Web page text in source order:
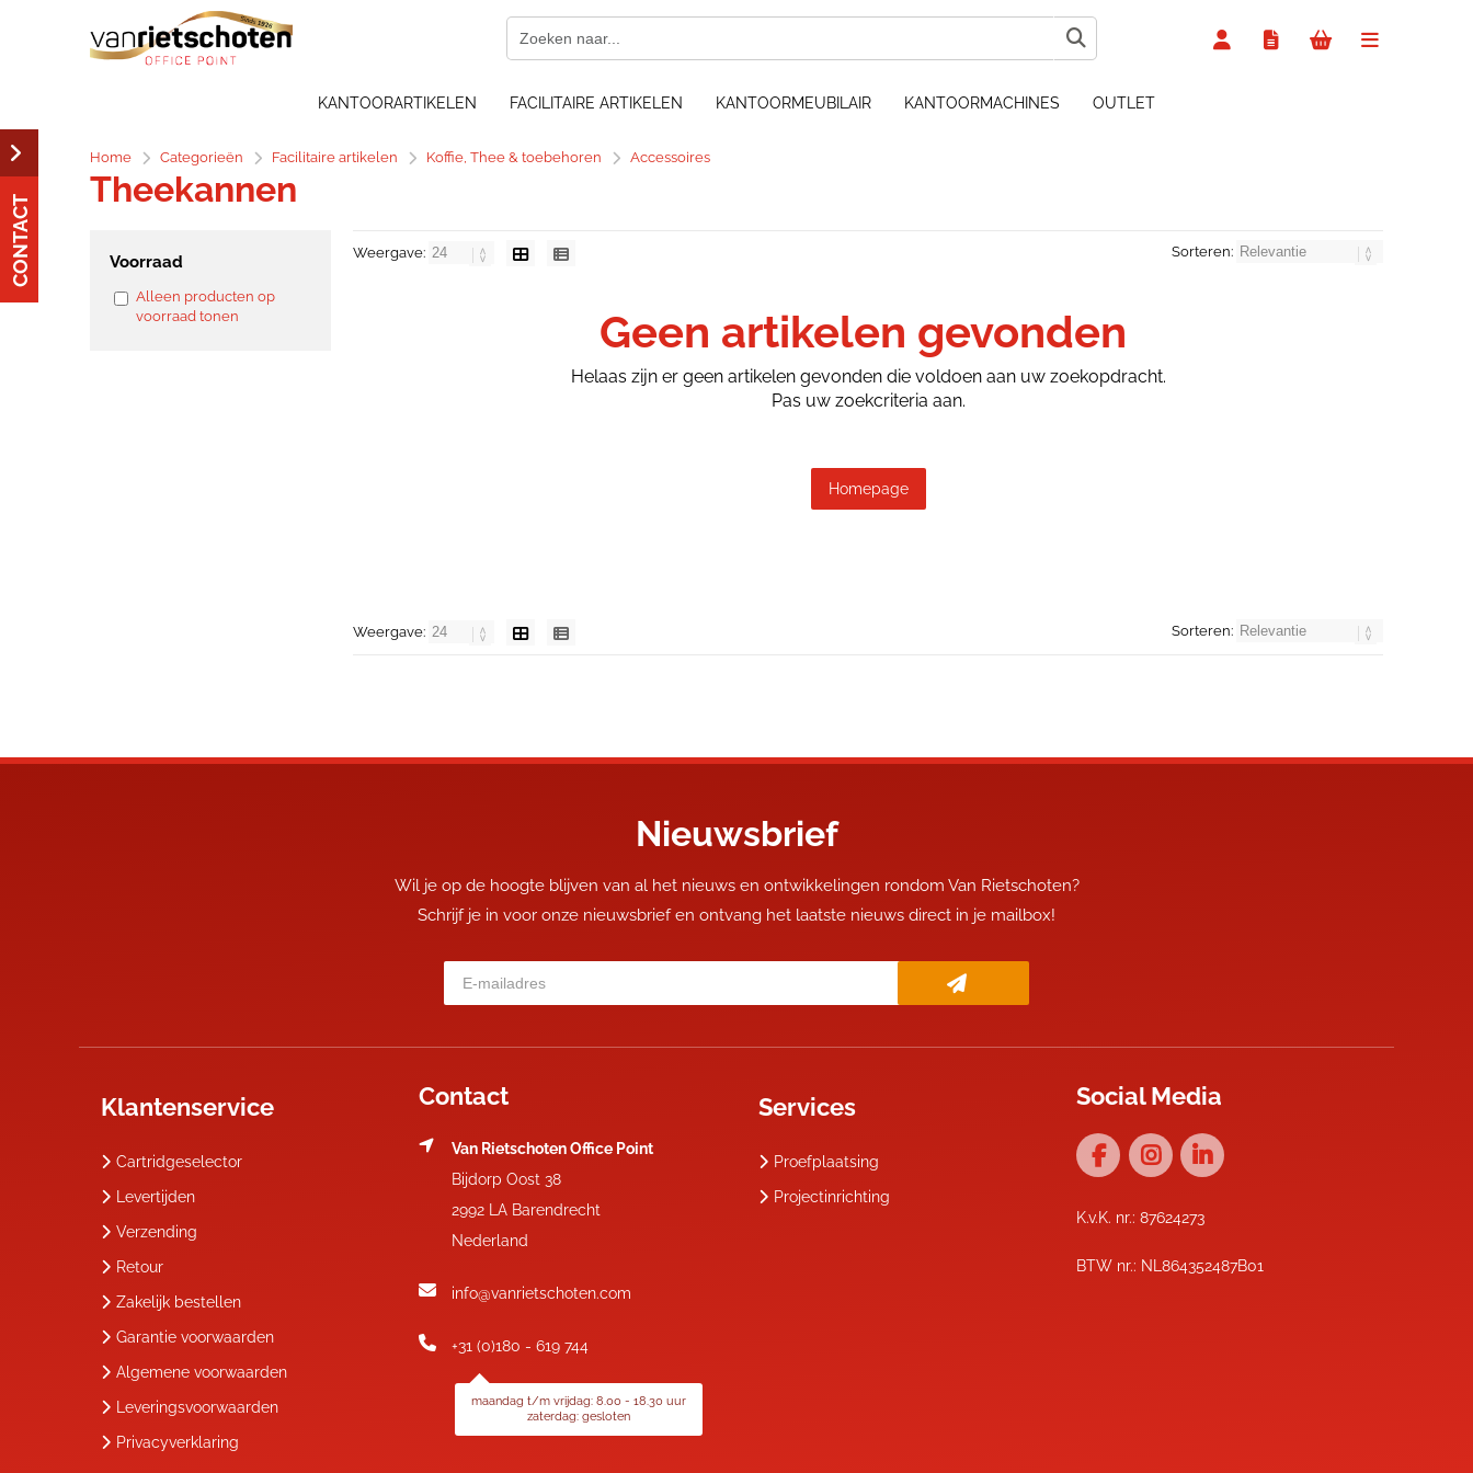
KANTOORARTIKELEN FACILITAIRE ARTIKELEN KANTOORMEUBILAIR KANTOORMACHINES OUTLET
Home Categorieën Facilitaire artikelen Koffie, Thee & toebehoren Accessoires
Theekannen
Voorraad
Alleen producten op
voorraad tonen
Weergave: Sorteren:
Geen artikelen gevonden
Helaas zijn er geen artikelen gevonden die voldoen aan uw zoekopdracht.
Pas uw zoekcriteria aan.
Homepage
Weergave: Sorteren:
Nieuwsbrief
Wil je op de hoogte blijven van al het nieuws en ontwikkelingen rondom Van Rietschoten?
Schrijf je in voor onze nieuwsbrief en ontvang het laatste nieuws direct in je mailbox!
Klantenservice
Cartridgeselector
Levertijden
Verzending
Retour
Zakelijk bestellen
Garantie voorwaarden
Algemene voorwaarden
Leveringsvoorwaarden
Privacyverklaring
Contact
Van Rietschoten Office Point
Bijdorp Oost 38
2992 LA Barendrecht
Nederland
info@vanrietschoten.com
+31 (0)180 - 619 744
maandag t/m vrijdag: 8.00 - 18.30 uur
zaterdag: gesloten
Services
Proefplaatsing
Projectinrichting
Social Media
K.v.K. nr.: 87624273
BTW nr.: NL864352487B01
CONTACT